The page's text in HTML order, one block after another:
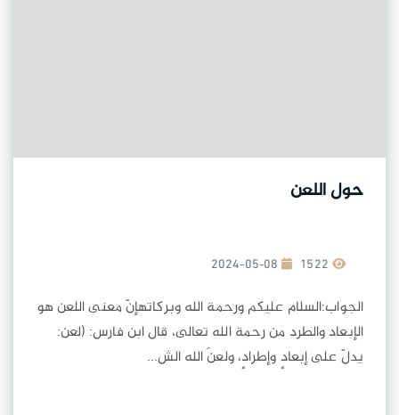
حول اللعن
2024-05-08
الجواب:السلام عليكم ورحمة الله وبركاتهإنّ معنى اللعن هو
الإبعاد والطرد من رحمة الله تعالى، قال ابن فارس: (لعن:
يدلّ على إبعادٍ وإطرادٍ، ولعنَ الله الش...